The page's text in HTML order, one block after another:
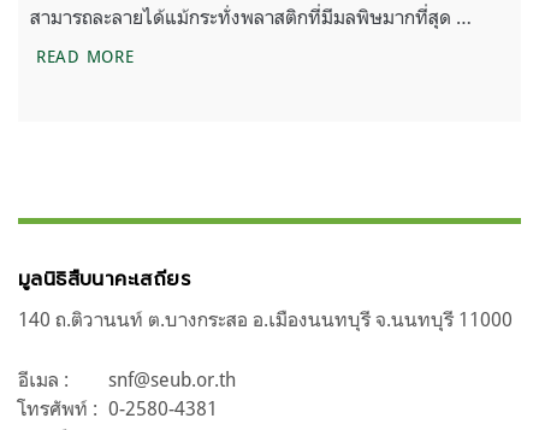
สามารถละลายได้แม้กระทั่งพลาสติกที่มีมลพิษมากที่สุด …
READ MOREนักวิทย์ฯ พบ เอนไซม์ที่ทำลายถุงพลาสติกอย่างรวดเ
มูลนิธิสืบนาคะเสถียร
140 ถ.ติวานนท์ ต.บางกระสอ อ.เมืองนนทบุรี จ.นนทบุรี 11000
อีเมล :
snf@seub.or.th
โทรศัพท์ : 0-2580-4381